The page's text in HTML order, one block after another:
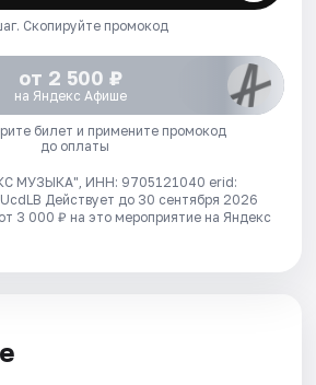
Скопируйте промокод
от 2 500 ₽
на Яндекс Афише
билет и примените промокод
до оплаты
МУЗЫКА", ИНН: 9705121040 erid:
Действует до 30 сентября 2026
3 000 ₽ на это мероприятие на Яндекс